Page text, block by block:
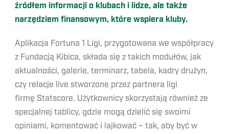
źródłem informacji o klubach i lidze, ale także
narzędziem finansowym, które wspiera kluby.
Aplikacja Fortuna 1 Ligi, przygotowana we współpracy
z Fundacją Kibica, składa się z takich modułów, jak
aktualności, galerie, terminarz, tabela, kadry drużyn,
czy relacje live stworzone przez partnera ligi
firmę Statscore. Użytkownicy skorzystają również ze
specjalnej tablicy, gdzie mogą dzielić się swoimi
opiniami, komentować i lajkować – tak, aby być w